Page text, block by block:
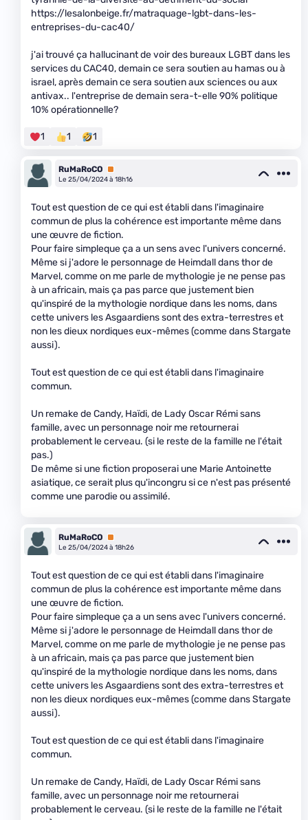
https://lesalonbeige.fr/matraquage-lgbt-dans-les-
entreprises-du-cac40/
j'ai trouvé ça hallucinant de voir des bureaux LGBT dans les
services du CAC40, demain ce sera soutien au hamas ou à
israel, après demain ce sera soutien aux sciences ou aux
antivax.. l'entreprise de demain sera-t-elle 90% politique
10% opérationnelle?
1 1 1
RuMaRoCO
Premium
Le 25/04/2024 à 18h16
Tout est question de ce qui est établi dans l'imaginaire
commun de plus la cohérence est importante même dans
une œuvre de fiction.
Pour faire simpleque ça a un sens avec l'univers concerné.
Même si j'adore le personnage de Heimdall dans thor de
Marvel, comme on me parle de mythologie je ne pense pas
à un africain, mais ça pas parce que justement bien
qu'inspiré de la mythologie nordique dans les noms, dans
cette univers les Asgaardiens sont des extra-terrestres et
non les dieux nordiques eux-mêmes (comme dans Stargate
aussi).
Tout est question de ce qui est établi dans l'imaginaire
commun.
Un remake de Candy, Haïdi, de Lady Oscar Rémi sans
famille, avec un personnage noir me retournerai
probablement le cerveau. (si le reste de la famille ne l'était
pas.)
De même si une fiction proposerai une Marie Antoinette
asiatique, ce serait plus qu'incongru si ce n'est pas présenté
comme une parodie ou assimilé.
RuMaRoCO
Premium
Le 25/04/2024 à 18h26
Tout est question de ce qui est établi dans l'imaginaire
commun de plus la cohérence est importante même dans
une œuvre de fiction.
Pour faire simpleque ça a un sens avec l'univers concerné.
Même si j'adore le personnage de Heimdall dans thor de
Marvel, comme on me parle de mythologie je ne pense pas
à un africain, mais ça pas parce que justement bien
qu'inspiré de la mythologie nordique dans les noms, dans
cette univers les Asgaardiens sont des extra-terrestres et
non les dieux nordiques eux-mêmes (comme dans Stargate
aussi).
Tout est question de ce qui est établi dans l'imaginaire
commun.
Un remake de Candy, Haïdi, de Lady Oscar Rémi sans
famille, avec un personnage noir me retournerai
probablement le cerveau. (si le reste de la famille ne l'était